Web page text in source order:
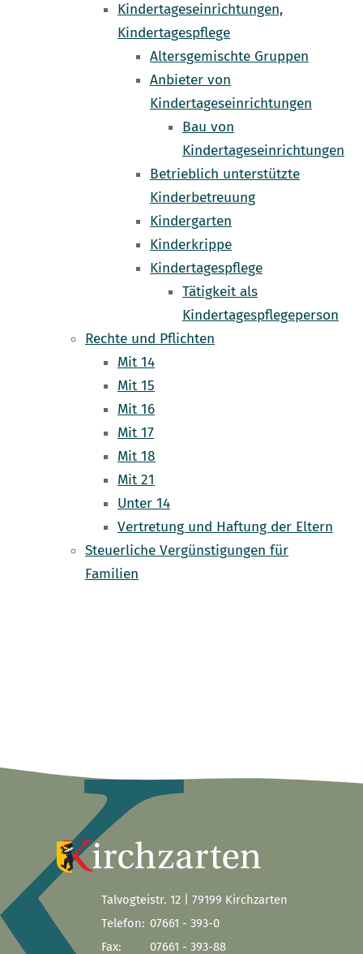
Kindertageseinrichtungen,
Kindertagespflege
Altersgemischte Gruppen
Anbieter von
Kindertageseinrichtungen
Bau von
Kindertageseinrichtungen
Betrieblich unterstützte
Kinderbetreuung
Kindergarten
Kinderkrippe
Kindertagespflege
Tätigkeit als
Kindertagespflegeperson
Rechte und Pflichten
Mit 14
Mit 15
Mit 16
Mit 17
Mit 18
Mit 21
Unter 14
Vertretung und Haftung der Eltern
Steuerliche Vergünstigungen für
Familien
Talvogteistr. 12 | 79199 Kirchzarten
Telefon: 07661 - 393-0
Fax:
07661 - 393-88